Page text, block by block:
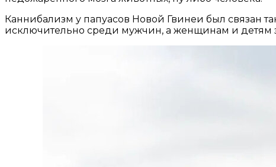
Каннибализм у папуасов Новой Гвинеи был связан
исключительно среди мужчин, а женщинам и детям